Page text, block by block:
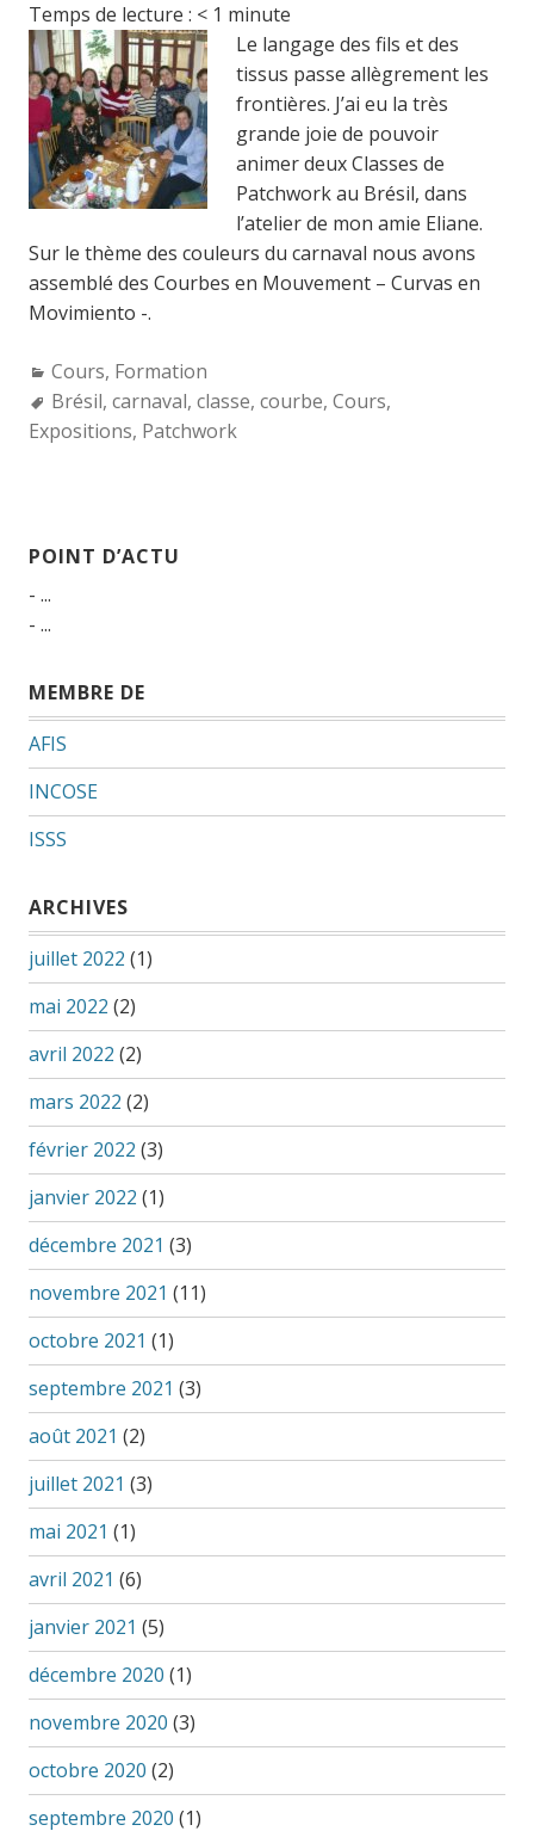
Temps de lecture : < 1 minute
Le langage des fils et des
tissus passe allègrement les
frontières. J’ai eu la très
grande joie de pouvoir
animer deux Classes de
Patchwork au Brésil, dans
l’atelier de mon amie Eliane.
Sur le thème des couleurs du carnaval nous avons
assemblé des Courbes en Mouvement – Curvas en
Movimiento -.
Categories:
Cours, Formation
Tags:
Brésil, carnaval, classe, courbe, Cours,
Expositions, Patchwork
POINT D’ACTU
- ...
- ...
MEMBRE DE
AFIS
INCOSE
ISSS
ARCHIVES
juillet 2022 (1)
mai 2022 (2)
avril 2022 (2)
mars 2022 (2)
février 2022 (3)
janvier 2022 (1)
décembre 2021 (3)
novembre 2021 (11)
octobre 2021 (1)
septembre 2021 (3)
août 2021 (2)
juillet 2021 (3)
mai 2021 (1)
avril 2021 (6)
janvier 2021 (5)
décembre 2020 (1)
novembre 2020 (3)
octobre 2020 (2)
septembre 2020 (1)